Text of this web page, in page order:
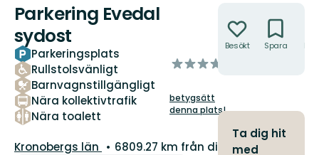
Parkering Evedal
sydost
Parkeringsplats
Rullstolsvänligt
Barnvagnstillgängligt
Nära kollektivtrafik
Nära toalett
av
stjärnor
betygsätt
denna plats!
Län:
Kronobergs län
6809.27 km från dig
Besökt Spara
Ta dig hit
med